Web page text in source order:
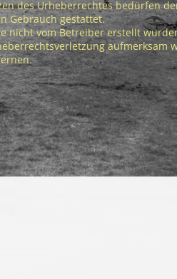
des Urheberrechtes bedürfen
Gebrauch gestattet.
nicht vom Betreiber erstellt